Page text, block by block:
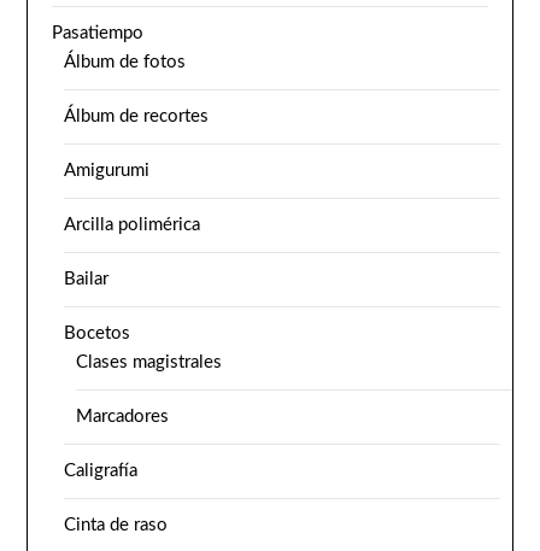
Pasatiempo
Álbum de fotos
Álbum de recortes
Amigurumi
Arcilla polimérica
Bailar
Bocetos
Clases magistrales
Marcadores
Caligrafía
Cinta de raso